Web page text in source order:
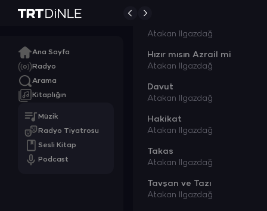
Ana Sayfa
Radyo
Arama
Kitaplığın
Müzik
Radyo Tiyatrosu
Sesli Kitap
Podcast
Atakan Ilgazdağ
Hızır mısın Azrail mi
Atakan Ilgazdağ
Davut
Atakan Ilgazdağ
Hakikat
Atakan Ilgazdağ
Takas
Atakan Ilgazdağ
Tavşan ve Tazı
Atakan Ilgazdağ